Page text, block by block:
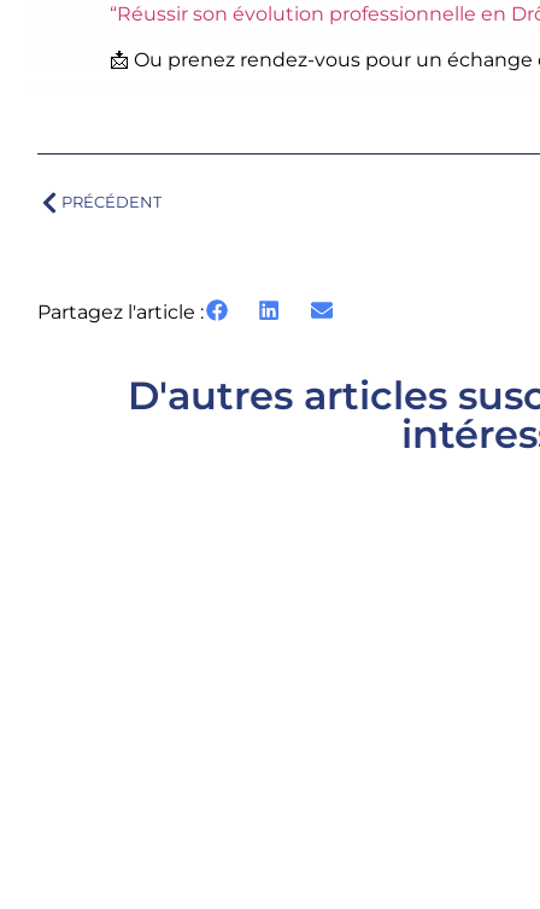
“Réussir son évolution professionnelle en
📩 Ou prenez rendez-vous pour un
PRÉCÉDENT
Partagez l'article :
D'autres articles